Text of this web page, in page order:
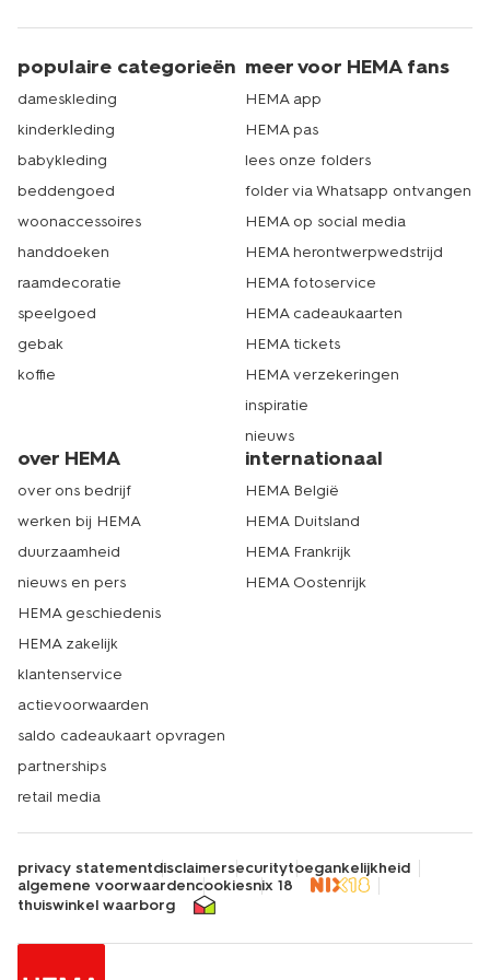
populaire categorieën
dameskleding
kinderkleding
babykleding
beddengoed
woonaccessoires
handdoeken
raamdecoratie
speelgoed
gebak
koffie
meer voor HEMA fans
HEMA app
HEMA pas
lees onze folders
folder via Whatsapp ontvangen
HEMA op social media
HEMA herontwerpwedstrijd
HEMA fotoservice
HEMA cadeaukaarten
HEMA tickets
HEMA verzekeringen
inspiratie
nieuws
over HEMA
over ons bedrijf
werken bij HEMA
duurzaamheid
nieuws en pers
HEMA geschiedenis
HEMA zakelijk
klantenservice
actievoorwaarden
saldo cadeaukaart opvragen
partnerships
retail media
internationaal
HEMA België
HEMA Duitsland
HEMA Frankrijk
HEMA Oostenrijk
privacy statementdisclaimersecuritytoegankelijkheid
algemene voorwaardencookiesnix 18
thuiswinkel waarborg